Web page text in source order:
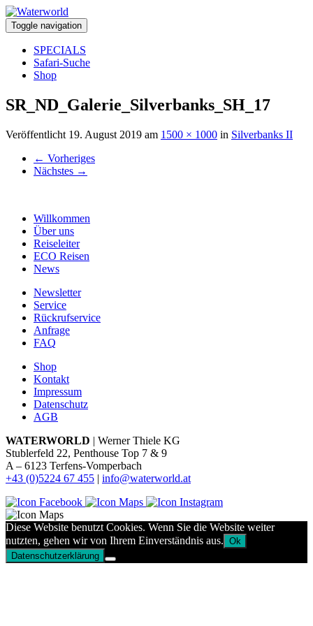
Toggle navigation
SPECIALS
Safari-Suche
Shop
SR_ND_Galerie_Silverbanks_SH_17
Veröffentlicht 19. August 2019 am 1500 × 1000 in Silverbanks II
← Vorheriges
Nächstes →
Willkommen
Über uns
Reiseleiter
ECO Reisen
News
Newsletter
Service
Rückrufservice
Anfrage
FAQ
Shop
Kontakt
Impressum
Datenschutz
AGB
WATERWORLD | Werner Thiele KG
Stublerfeld 22, Penthouse Top 7 & 9
A – 6123 Terfens-Vomperbach
+43 (0)5224 67 455 | info@waterworld.at
Diese Website benutzt Cookies. Wenn Sie die Website weiter
nutzten, gehen wir von Ihrem Einverständnis aus. Ok
Datenschutzerklärung